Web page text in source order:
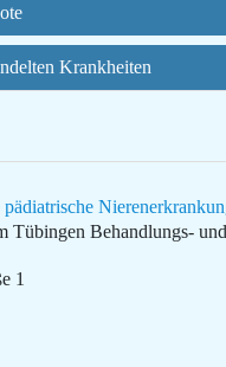
Krankheiten
pädiatrische
Tübingen Behandlungs-
1